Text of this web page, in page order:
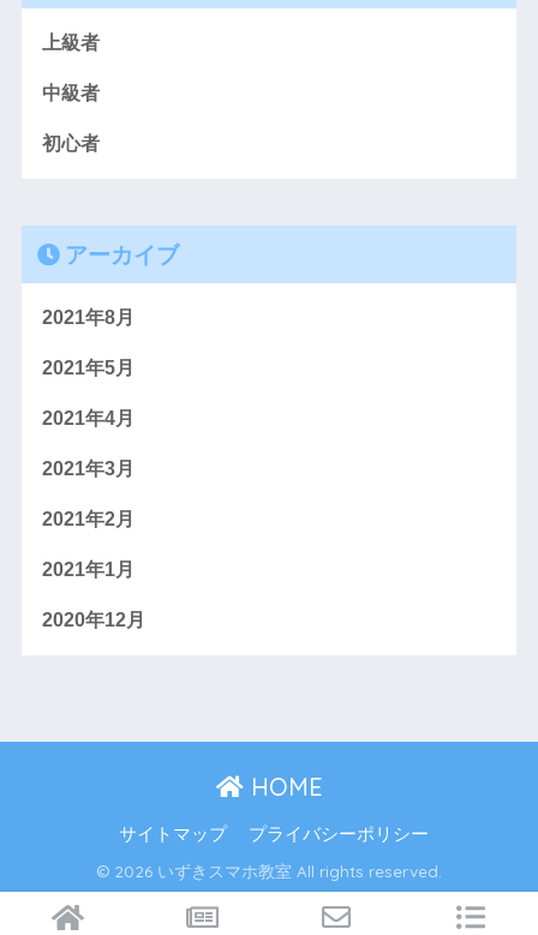
上級者
中級者
初心者
アーカイブ
2021年8月
2021年5月
2021年4月
2021年3月
2021年2月
2021年1月
2020年12月
HOME
サイトマップ プライバシーポリシー
© 2026 いずきスマホ教室 All rights reserved.